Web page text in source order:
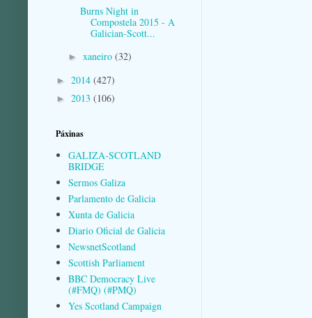
Burns Night in
Compostela 2015 - A
Galician-Scott...
► xaneiro (32)
► 2014 (427)
► 2013 (106)
Páxinas
GALIZA-SCOTLAND
BRIDGE
Sermos Galiza
Parlamento de Galicia
Xunta de Galicia
Diario Oficial de Galicia
NewsnetScotland
Scottish Parliament
BBC Democracy Live
(#FMQ) (#PMQ)
Yes Scotland Campaign